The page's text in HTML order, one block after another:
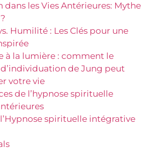
dans les Vies Antérieures: Mythe
Humilité : Les Clés pour une
à la lumière : comment le
de Jung peut
votre vie
de l’hypnose spirituelle
l’Hypnose spirituelle intégrative